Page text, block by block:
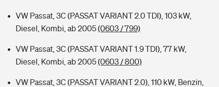
VW Passat, 3C (PASSAT VARIANT 2.0 TDI), 103 kW,
Diesel, Kombi, ab 2005(0603 / 799)
VW Passat, 3C (PASSAT VARIANT 1.9 TDI), 77 kW,
Diesel, Kombi, ab 2005(0603 / 800)
VW Passat, 3C (PASSAT VARIANT 2.0), 110 kW, Benzin,